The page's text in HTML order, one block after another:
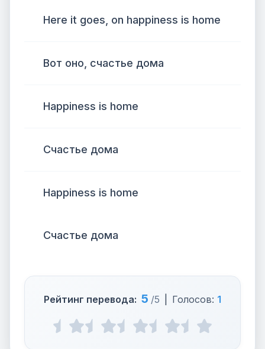
Here it goes, on happiness is home
Вот оно, счастье дома
Happiness is home
Счастье дома
Happiness is home
Счастье дома
Рейтинг перевода: 5 /5 Голосов: 1